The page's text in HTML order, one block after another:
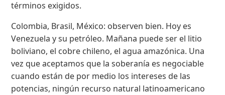
términos exigidos.
Colombia, Brasil, México: observen bien. Hoy es
Venezuela y su petróleo. Mañana puede ser el litio
boliviano, el cobre chileno, el agua amazónica. Una
vez que aceptamos que la soberanía es negociable
cuando están de por medio los intereses de las
potencias, ningún recurso natural latinoamericano